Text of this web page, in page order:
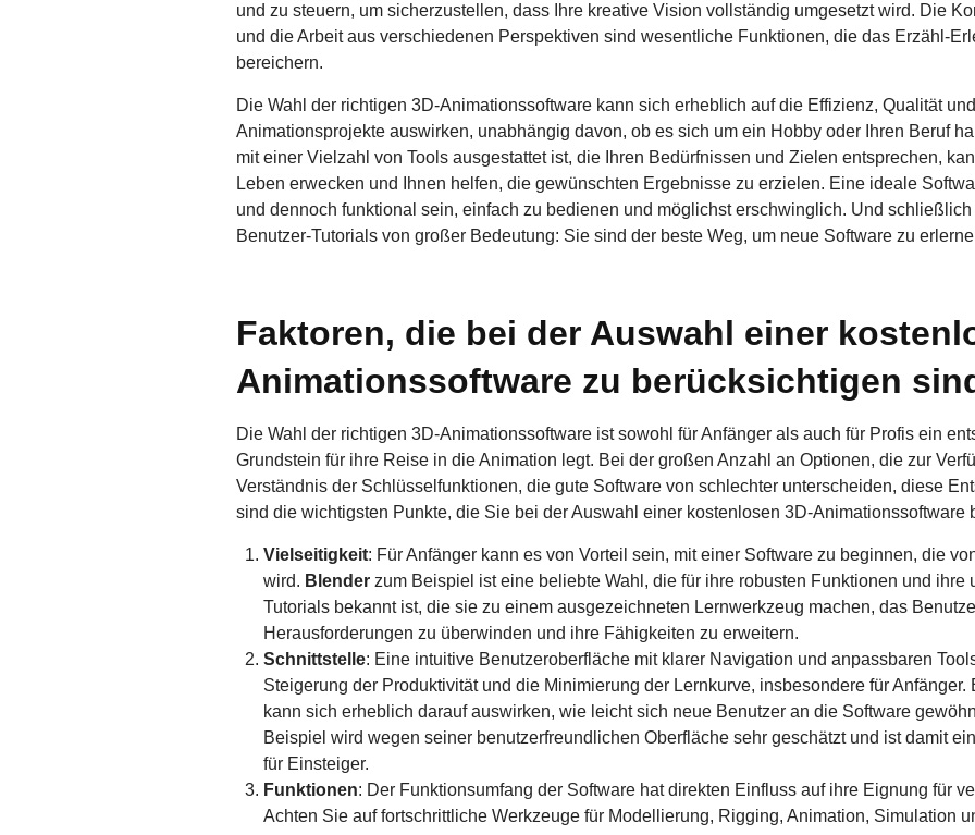
und zu steuern, um sicherzustellen, dass Ihre kreative Vision vollständig umgesetzt wird. Die
und die Arbeit aus verschiedenen Perspektiven sind wesentliche Funktionen, die das Erzähl-
bereichern.
Die Wahl der richtigen 3D-Animationssoftware kann sich erheblich auf die Effizienz, Qualität
Animationsprojekte auswirken, unabhängig davon, ob es sich um ein Hobby oder Ihren Beruf
mit einer Vielzahl von Tools ausgestattet ist, die Ihren Bedürfnissen und Zielen entsprechen,
Leben erwecken und Ihnen helfen, die gewünschten Ergebnisse zu erzielen. Eine ideale
und dennoch funktional sein, einfach zu bedienen und möglichst erschwinglich. Und
Benutzer-Tutorials von großer Bedeutung: Sie sind der beste Weg, um neue Software zu
Faktoren, die bei der Auswahl einer
Animationssoftware zu berücksichtigen
Die Wahl der richtigen 3D-Animationssoftware ist sowohl für Anfänger als auch für Profis ein
Grundstein für ihre Reise in die Animation legt. Bei der großen Anzahl an Optionen, die zur
Verständnis der Schlüsselfunktionen, die gute Software von schlechter unterscheiden, diese
sind die wichtigsten Punkte, die Sie bei der Auswahl einer kostenlosen 3D-Animationssoftware
Vielseitigkeit: Für Anfänger kann es von Vorteil sein, mit einer Software zu beginnen, die
wird. Blender zum Beispiel ist eine beliebte Wahl, die für ihre robusten Funktionen und ihre
Tutorials bekannt ist, die sie zu einem ausgezeichneten Lernwerkzeug machen, das
Herausforderungen zu überwinden und ihre Fähigkeiten zu erweitern.
Schnittstelle: Eine intuitive Benutzeroberfläche mit klarer Navigation und anpassbaren
Steigerung der Produktivität und die Minimierung der Lernkurve, insbesondere für
kann sich erheblich darauf auswirken, wie leicht sich neue Benutzer an die Software
Beispiel wird wegen seiner benutzerfreundlichen Oberfläche sehr geschätzt und ist damit
für Einsteiger.
Funktionen: Der Funktionsumfang der Software hat direkten Einfluss auf ihre Eignung für
Achten Sie auf fortschrittliche Werkzeuge für Modellierung, Rigging, Animation, Simulation